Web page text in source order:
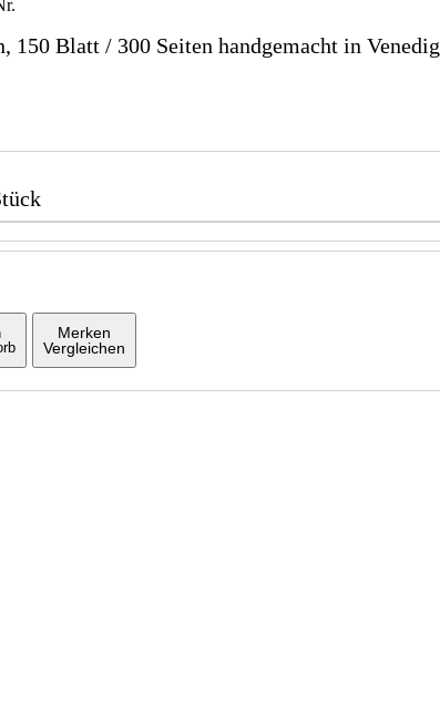
150 Blatt / 300 Seiten handgemacht in Venedig
Merken
Vergleichen